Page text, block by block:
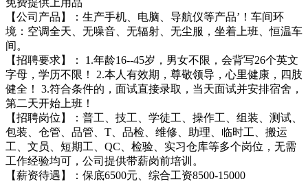
免费提供上用品
【公司产品】：生产手机、电脑、导航仪等产品’！车间环
境：空调全天、无噪音、无辐射、无尘服，坐着上班、恒温车
间。
【招聘要求】： 1.年龄16--45岁，男女不限，会背写26个英文
字母，学历不限！ 2.本人有效期，尊敬领导，心里健康，四肢
健全！ 3.符合条件的，面试直接录取，当天面试并安排宿舍，
第二天开始上班！
【招聘岗位】：普工、技工、学徒工、操作工、组装、测试、
包装、仓管、品管、T、品检、维修、助理、临时工、搬运
工、文员、短期工、QC、检验、实习仓库等多个岗位，无需
工作经验均可，公司提供带薪岗前培训。
【薪资待遇】：保底6500元、综合工资8500-15000